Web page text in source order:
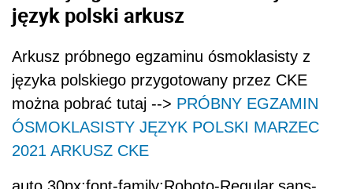
język polski arkusz
Arkusz próbnego egzaminu ósmoklasisty z
języka polskiego przygotowany przez CKE
można pobrać tutaj --> PRÓBNY EGZAMIN
ÓSMOKLASISTY JĘZYK POLSKI MARZEC
2021 ARKUSZ CKE
auto 30px;font-family:Roboto-Regular,sans-